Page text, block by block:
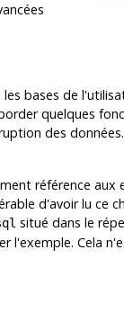
bases de
quelques
des
référence
d'avoir lu ce
situé dans le
l'exemple. Cela